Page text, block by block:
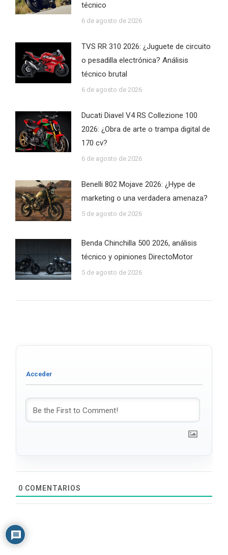
técnico
6 de agosto de 2026
TVS RR 310 2026: ¿Juguete de circuito
o pesadilla electrónica? Análisis
técnico brutal
6 de agosto de 2026
Ducati Diavel V4 RS Collezione 100
2026: ¿Obra de arte o trampa digital de
170 cv?
6 de agosto de 2026
Benelli 802 Mojave 2026: ¿Hype de
marketing o una verdadera amenaza?
5 de agosto de 2026
Benda Chinchilla 500 2026, análisis
técnico y opiniones DirectoMotor
5 de agosto de 2026
0 COMENTARIOS